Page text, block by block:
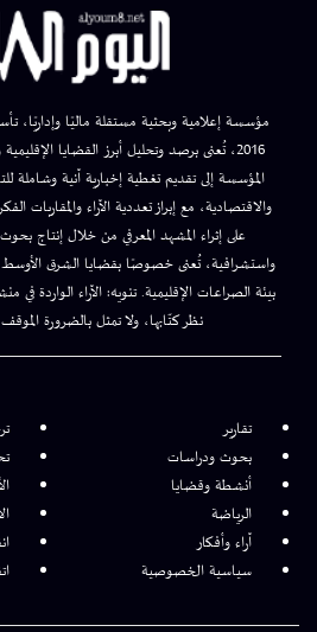
2016، تُعنى برصد وتحليل أبرز القضايا
المؤسسة إلى تقديم تغطية إخبارية آنية وشاملة
والاقتصادية، مع إبراز تعددية الآراء والمقاربات
على إثراء المشهد المعرفي من خلال إنتاج
واستشرافية، تُعنى خصوصًا بقضايا الشرق الأوسط
بيئة الصراعات الإقليمية. تنويه: الآراء الواردة
نظر كتّابها، ولا تمثل بالضرورة
تقارير
بحوث ودراسات
أنشطة وقضايا
الرياضة
آراء وأفكار
سياسية الخصوصية